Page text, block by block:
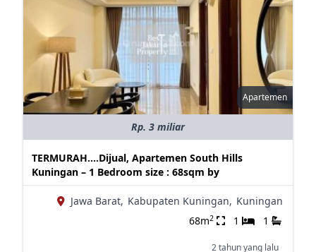
Apartemen
Rp. 3 miliar
TERMURAH....Dijual, Apartemen South Hills
Kuningan – 1 Bedroom size : 68sqm by
Jawa Barat, Kabupaten Kuningan, Kuningan
68m2 1 1
2 tahun yang lalu